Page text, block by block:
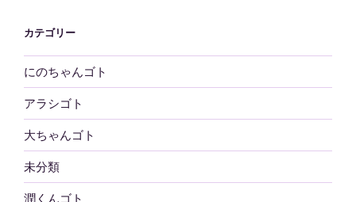
カテゴリー
にのちゃんゴト
アラシゴト
大ちゃんゴト
未分類
潤くんゴト